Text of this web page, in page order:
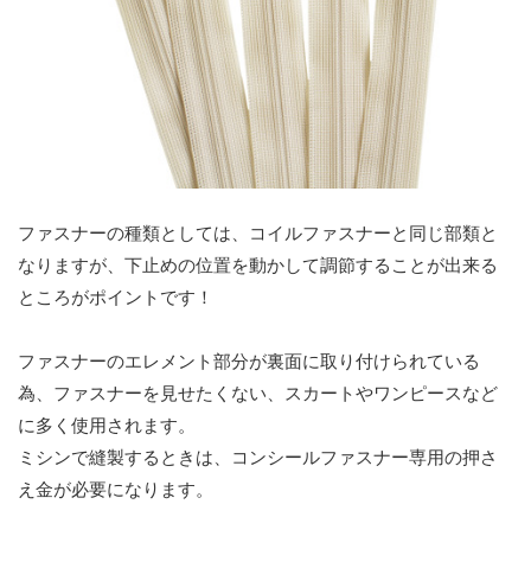
ファスナーの種類としては、コイルファスナーと同じ部類と
なりますが、下止めの位置を動かして調節することが出来る
ところがポイントです！
ファスナーのエレメント部分が裏面に取り付けられている
為、ファスナーを見せたくない、スカートやワンピースなど
に多く使用されます。
ミシンで縫製するときは、コンシールファスナー専用の押さ
え金が必要になります。